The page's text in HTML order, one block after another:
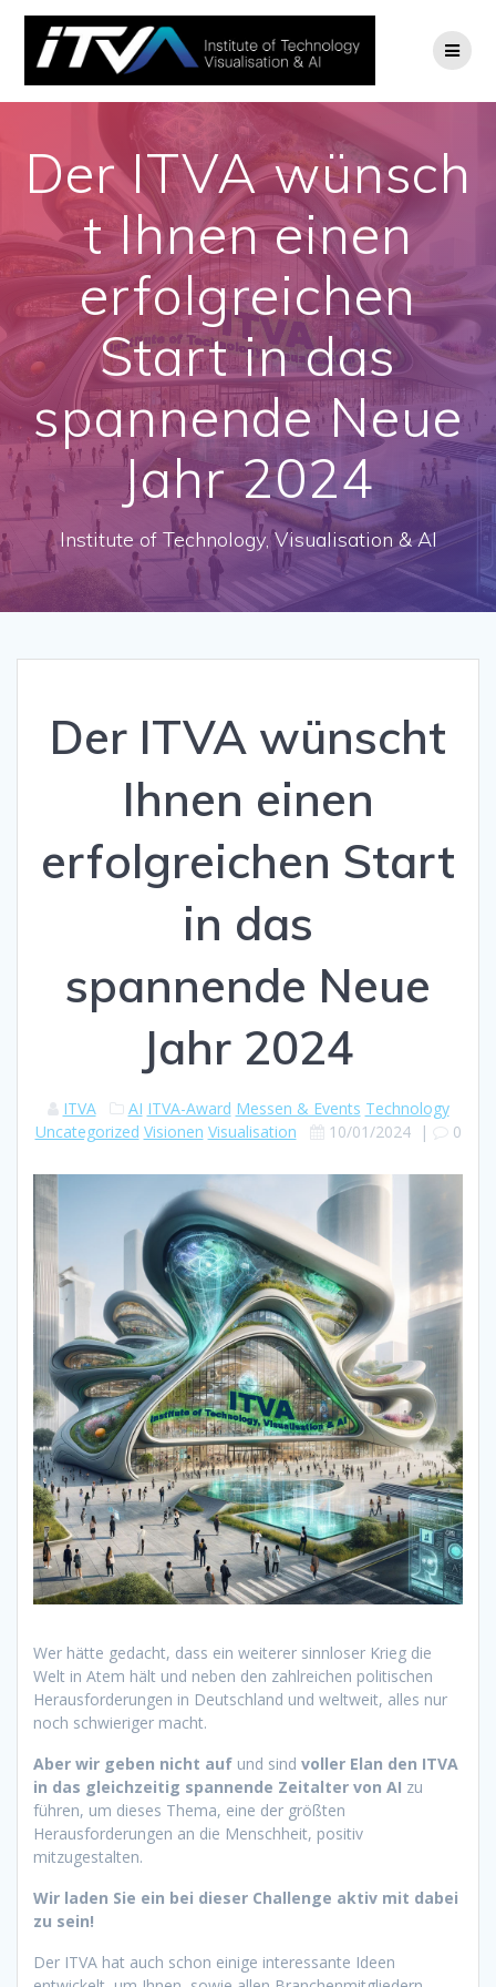
Zum
Inhalt
springen
Der ITVA wünsch
t Ihnen einen
erfolgreichen
Start in das
spannende Neue
Jahr 2024
Institute of Technology, Visualisation & AI
Der ITVA wünscht
Ihnen einen
erfolgreichen Start
in das
spannende Neue
Jahr 2024
ITVA AI ITVA-Award Messen & Events Technology
Uncategorized Visionen Visualisation 10/01/2024| 0
Wer hätte gedacht, dass ein weiterer sinnloser Krieg die
Welt in Atem hält und neben den zahlreichen politischen
Herausforderungen in Deutschland und weltweit, alles nur
noch schwieriger macht.
Aber wir geben nicht auf und sind voller Elan den ITVA
in das gleichzeitig spannende Zeitalter von AI zu
führen, um dieses Thema, eine der größten
Herausforderungen an die Menschheit, positiv
mitzugestalten.
Wir laden Sie ein bei dieser Challenge aktiv mit dabei
zu sein!
Der ITVA hat auch schon einige interessante Ideen